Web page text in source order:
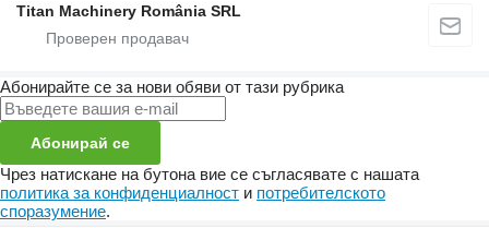
Titan Machinery România SRL
Абонирайте се за нови обяви от тази рубрика
Абонирай се
Чрез натискане на бутона вие се съгласявате с нашата
политика за конфиденциалност и потребителското
споразумение.